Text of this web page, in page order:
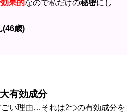
果的なので私だけの秘密にし
歳)
有効成分
ごい理由…それは2つの有効成分を